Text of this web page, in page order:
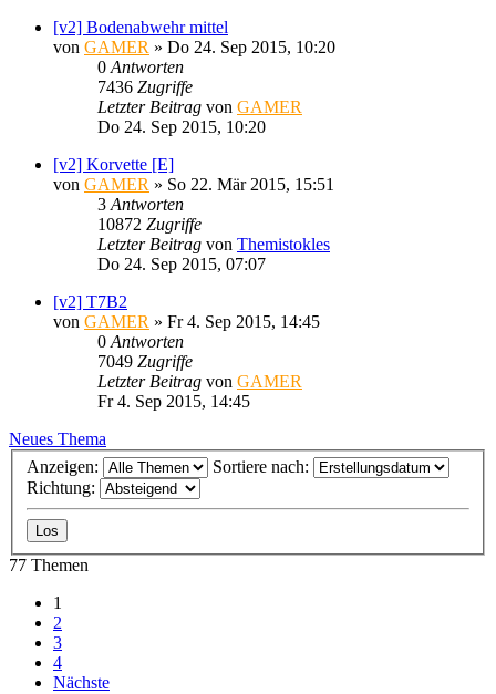
[v2] Bodenabwehr mittel
von GAMER » Do 24. Sep 2015, 10:20
0 Antworten
7436 Zugriffe
Letzter Beitrag von GAMER
Do 24. Sep 2015, 10:20
[v2] Korvette [E]
von GAMER » So 22. Mär 2015, 15:51
3 Antworten
10872 Zugriffe
Letzter Beitrag von Themistokles
Do 24. Sep 2015, 07:07
[v2] T7B2
von GAMER » Fr 4. Sep 2015, 14:45
0 Antworten
7049 Zugriffe
Letzter Beitrag von GAMER
Fr 4. Sep 2015, 14:45
Neues Thema
Anzeigen:
Sortiere nach:
Richtung:
77 Themen
1
2
3
4
Nächste